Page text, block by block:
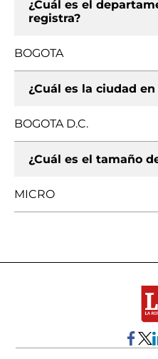
¿Cuál es el
registra?
BOGOTA
¿Cuál es la ciudad
BOGOTA D.C.
¿Cuál es el tamaño
MICRO